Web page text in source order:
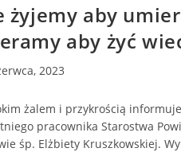
żyjemy aby
aby żyć
2023
żalem i przykrością
pracownika Starostwa
śp. Elżbiety Kruszkowskiej.